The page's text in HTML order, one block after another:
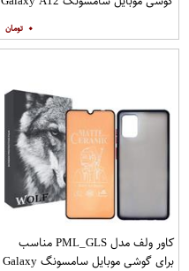
۰
کاور ولف مدل PML_GLS مناسب
برای گوشی موبایل سامسونگ Galaxy